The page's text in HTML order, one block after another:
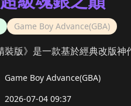
Game Boy Advance(GBA)
版》是一款基於經典改版神
Game Boy Advance(GBA)
2026-07-04 09:37